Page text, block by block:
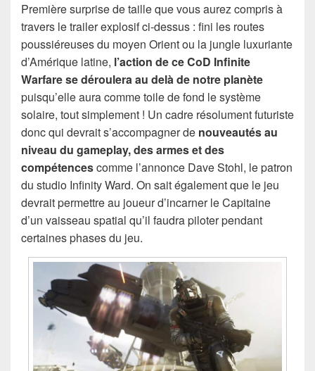
Première surprise de taille que vous aurez compris à
travers le trailer explosif ci-dessus : fini les routes
poussiéreuses du moyen Orient ou la jungle luxuriante
d’Amérique latine, l’action de ce CoD Infinite
Warfare se déroulera au delà de notre planète
puisqu’elle aura comme toile de fond le système
solaire, tout simplement ! Un cadre résolument futuriste
donc qui devrait s’accompagner de nouveautés au
niveau du gameplay, des armes et des
compétencescomme l’annonce Dave Stohl, le patron
du studio Infinity Ward. On sait également que le jeu
devrait permettre au joueur d’incarner le Capitaine
d’un vaisseau spatial qu’il faudra piloter pendant
certaines phases du jeu.